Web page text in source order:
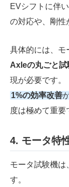
EVシフトに伴
の対応や、剛性
具体的には、モ
Axleの丸ごと試
現が必要です。
1%の効率改善
度は極めて重要
4. モータ特
モータ試験機は
す。